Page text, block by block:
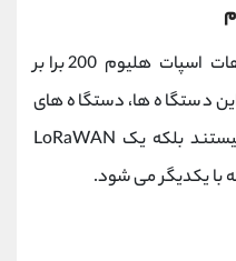
از آنجا که امواج دستگاه های هات اسپات هلیوم 200 برابر
دستگاه ها، دستگاه های
روتر معمولی یا مودم معمولی نیستند بلکه یک LoRaWAN
یکدیگر می شود.